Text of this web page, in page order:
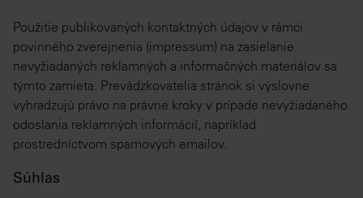
Použitie publikovaných kontaktných údajov v rámci
povinného zverejnenia (impressum) na zasielanie
nevyžiadaných reklamných a informačných materiálov sa
týmto zamieta. Prevádzkovatelia stránok si výslovne
vyhradzujú právo na právne kroky v prípade nevyžiadaného
odoslania reklamných informácií, napríklad
prostredníctvom spamových emailov.
Súhlas